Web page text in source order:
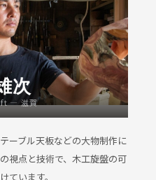
次
— 滋賀
ーブル天板などの大物制作に
視点と技術で、木工旋盤の可
ています。